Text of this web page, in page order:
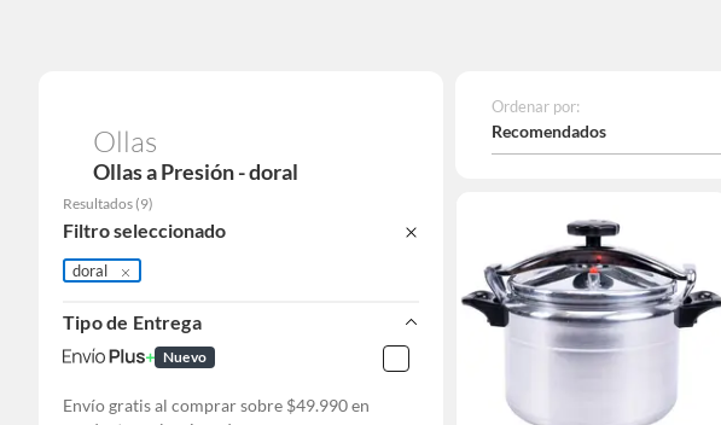
Ollas
Ollas a Presión - doral
Resultados (9)
Filtro seleccionado
doral
Tipo de Entrega
Nuevo
Envío gratis al comprar sobre $49.990 en
Ordenar por:
Recomendados